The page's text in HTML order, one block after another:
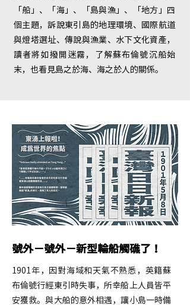
「船」、「海」、「島與漁」、「地方」四
個主題，訴說東引島的地理環境、國際航道
與燈塔選址、傳說與漁業、水下文化資產，
讀者將如撥開迷霧，了解蘇布倫號沉船始
末，也看見島之於海、海之於人的關係。
號外－號外－新型輪船觸礁了！
1901年，因對海域和天氣不熟悉，英籍蘇
布倫號行經東引時失事，所幸船上人員皆平
安獲救。與大船的意外相遇，讓小島一時備